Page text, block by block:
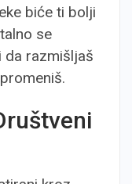
biće ti bolji
se
razmišljaš